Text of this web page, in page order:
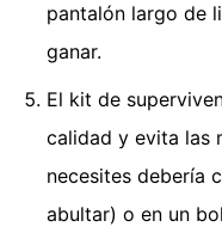
pantalón largo de
ganar.
El kit de
calidad y evita las
necesites debería
abultar) o en un